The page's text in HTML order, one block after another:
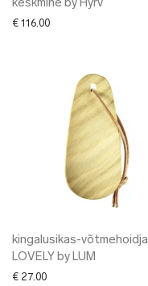
keskmine by Hyrv
€ 116.00
kingalusikas-võtmehoidja
LOVELY by LUM
€ 27.00